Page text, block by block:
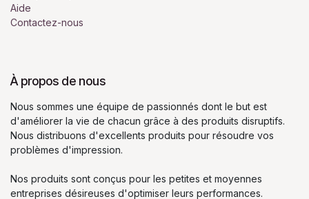
Aide
Contactez-nous
À propos de nous
Nous sommes une équipe de passionnés dont le but est
d'améliorer la vie de chacun grâce à des produits disruptifs.
Nous distribuons d'excellents produits pour résoudre vos
problèmes d'impression.
Nos produits sont conçus pour les petites et moyennes
entreprises désireuses d'optimiser leurs performances.